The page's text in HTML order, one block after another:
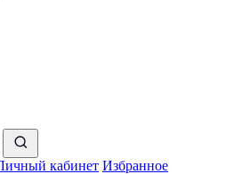
кабинет Избранное